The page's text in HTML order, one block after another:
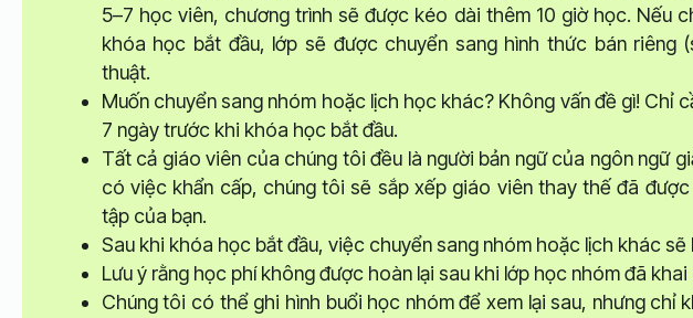
5–7 học viên, chương trình sẽ được kéo dài thêm 10 giờ học. Nếu
khóa học bắt đầu, lớp sẽ được chuyển sang hình thức bán riêng
thuật.
Muốn chuyển sang nhóm hoặc lịch học khác? Không vấn đề gì! Chỉ
7 ngày trước khi khóa học bắt đầu.
Tất cả giáo viên của chúng tôi đều là người bản ngữ của ngôn ngữ
có việc khẩn cấp, chúng tôi sẽ sắp xếp giáo viên thay thế đã
tập của bạn.
Sau khi khóa học bắt đầu, việc chuyển sang nhóm hoặc lịch khác
Lưu ý rằng học phí không được hoàn lại sau khi lớp học nhóm đã khai
Chúng tôi có thể ghi hình buổi học nhóm để xem lại sau, nhưng chỉ